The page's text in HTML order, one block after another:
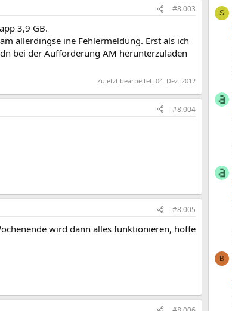
#8.003
3,9 GB.
allerdingse ine Fehlermeldung. Erst als ich
bei der Aufforderung AM herunterzuladen
Zuletzt bearbeitet: 04. Dez. 2012
#8.004
#8.005
wird dann alles funktionieren, hoffe
S
B